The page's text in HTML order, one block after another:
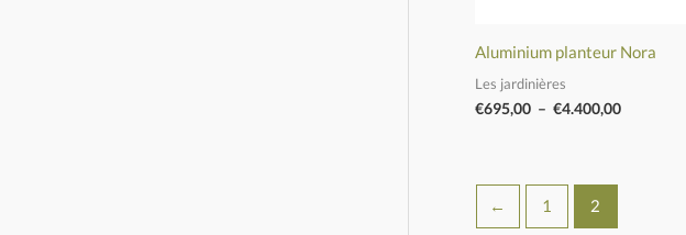
Aluminium planteur Nora
Les jardinières
€695,00 – €4.400,00
← 1 2